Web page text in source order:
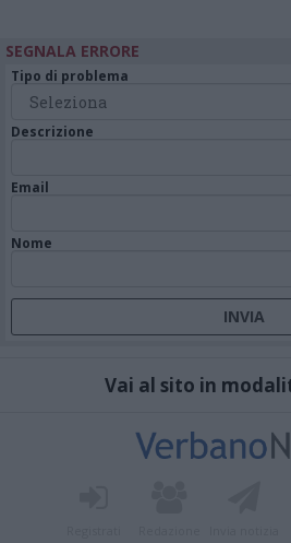
SEGNALA ERRORE
Tipo di problema
Descrizione
Email
Nome
Vai al sito in